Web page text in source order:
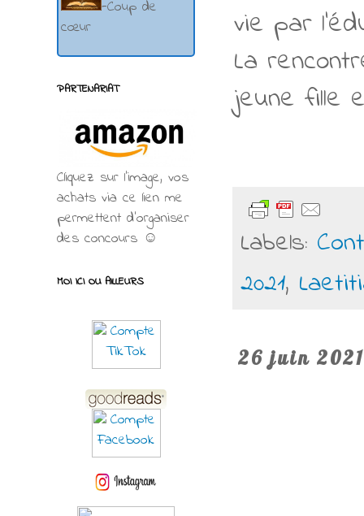
vie par
La
jeune fille
Labels:
2021,
26 juin 2021
-Coup de
cœur
PARTENARIAT
Cliquez sur l'image, vos
achats via ce lien me
permettent d’organiser
des concours ☺
MOI ICI OU AILLEURS